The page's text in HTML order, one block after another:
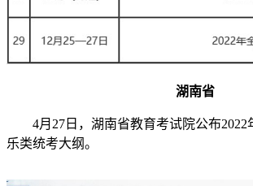
湖南省
4月27日，湖南省教育考试院公布2022
乐类统考大纲。